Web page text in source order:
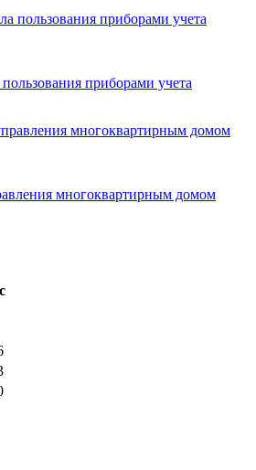
приборами учета
многоквартирным домом